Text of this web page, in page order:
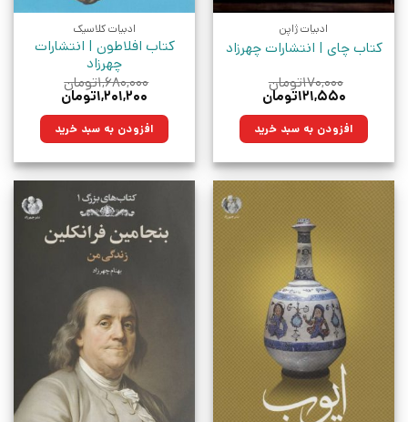
ادبیات ژاپن
کتاب چای | انتشارات چهرزاد
۱۷۰,۰۰۰تومان
قیمت
۱۷۰,۰۰۰تومان
بود.
۱۲۱,۵۵۰تومان
۱۲۱,۵۵۰تومان.افزودن به سبد خرید
ادبیات کلاسیک
کتاب افلاطون | انتشارات
چهرزاد
۱,۶۸۰,۰۰۰تومان
قیمت
۱,۶۸۰,۰۰۰تومان
بود.
۱,۲۰۱,۲۰۰تومان
۱,۲۰۱,۲۰۰تومان.افزودن به سبد خرید